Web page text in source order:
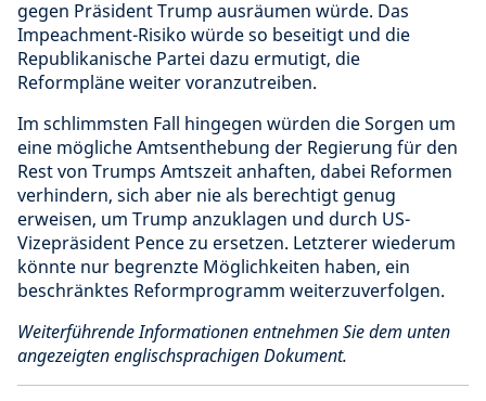
gegen Präsident Trump ausräumen würde. Das
Impeachment-Risiko würde so beseitigt und die
Republikanische Partei dazu ermutigt, die
Reformpläne weiter voranzutreiben.
Im schlimmsten Fall hingegen würden die Sorgen um
eine mögliche Amtsenthebung der Regierung für den
Rest von Trumps Amtszeit anhaften, dabei Reformen
verhindern, sich aber nie als berechtigt genug
erweisen, um Trump anzuklagen und durch US-
Vizepräsident Pence zu ersetzen. Letzterer wiederum
könnte nur begrenzte Möglichkeiten haben, ein
beschränktes Reformprogramm weiterzuverfolgen.
Weiterführende Informationen entnehmen Sie dem unten
angezeigten englischsprachigen Dokument.